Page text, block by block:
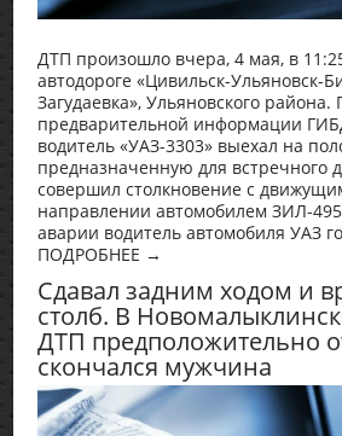
ДТП произошло вчера, 4 мая, в
автодороге «Цивильск-Ульяновск-
Загудаевка», Ульяновского района.
предварительной информации
водитель «УАЗ-3303» выехал на
предназначенную для встречного
совершил столкновение с
направлении автомобилем ЗИЛ-
аварии водитель автомобиля УАЗ
ПОДРОБНЕЕ →
Сдавал задним ходом и
столб. В
ДТП предположительно
скончался мужчина